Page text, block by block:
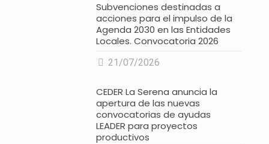
Subvenciones destinadas a
acciones para el impulso de la
Agenda 2030 en las Entidades
Locales. Convocatoria 2026
21/07/2026
CEDER La Serena anuncia la
apertura de las nuevas
convocatorias de ayudas
LEADER para proyectos
productivos